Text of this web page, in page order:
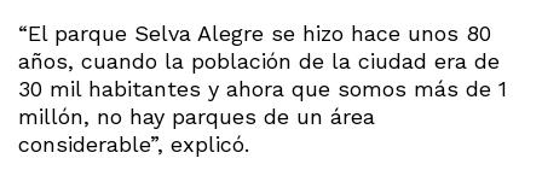
“El parque Selva Alegre se hizo hace unos 80
años, cuando la población de la ciudad era de
30 mil habitantes y ahora que somos más de 1
millón, no hay parques de un área
considerable”, explicó.